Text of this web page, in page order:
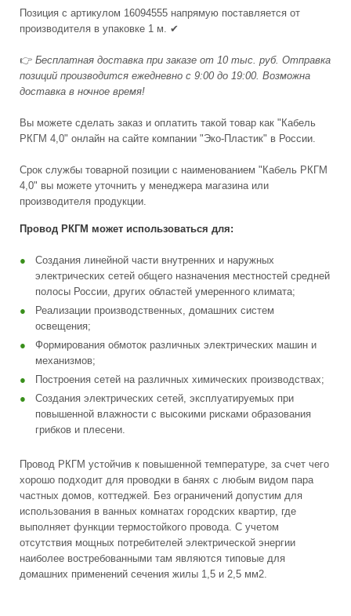
Позиция с артикулом 16094555 напрямую поставляется от
производителя в упаковке 1 м. ✔
👉 Бесплатная доставка при заказе от 10 тыс. руб. Отправка
позиций производится ежедневно с 9:00 до 19:00. Возможна
доставка в ночное время!
Вы можете сделать заказ и оплатить такой товар как "Кабель
РКГМ 4,0" онлайн на сайте компании "Эко-Пластик" в России.
Срок службы товарной позиции с наименованием "Кабель РКГМ
4,0" вы можете уточнить у менеджера магазина или
производителя продукции.
Провод РКГМ может использоваться для:
Создания линейной части внутренних и наружных
электрических сетей общего назначения местностей средней
полосы России, других областей умеренного климата;
Реализации производственных, домашних систем
освещения;
Формирования обмоток различных электрических машин и
механизмов;
Построения сетей на различных химических производствах;
Создания электрических сетей, эксплуатируемых при
повышенной влажности с высокими рисками образования
грибков и плесени.
Провод РКГМ устойчив к повышенной температуре, за счет чего
хорошо подходит для проводки в банях с любым видом пара
частных домов, коттеджей. Без ограничений допустим для
использования в ванных комнатах городских квартир, где
выполняет функции термостойкого провода. С учетом
отсутствия мощных потребителей электрической энергии
наиболее востребованными там являются типовые для
домашних применений сечения жилы 1,5 и 2,5 мм2.